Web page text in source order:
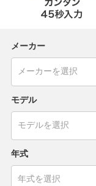
メーカー
モデル
年式